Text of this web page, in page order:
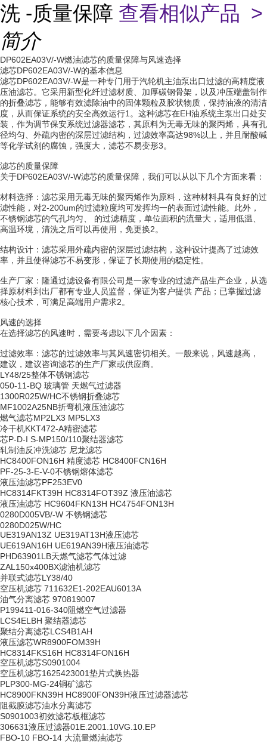
洗 -质量保障 查看相似产品 >
简介
DP602EA03V/-W燃油滤芯的质量保障与风速选择
滤芯DP602EA03V/-W的基本信息
滤芯DP602EA03V/-W是一种专门用于汽轮机主油泵出口过滤的高精度液
压油滤芯。它采用新型化纤过滤材质、加厚碳钢骨架，以及冲压端盖制作
的折叠滤芯，能够有效滤除油中的固体颗粒及胶状物质，保持油液的清洁
度，从而保证系统的安全高效运行1。这种滤芯在EH油系统主泵出口处安
装，作为调节保安系统过滤器滤芯，其原料为无毒无味的聚丙烯，具有孔
径均匀、外疏内密的深层过滤结构，过滤效率高达98%以上，并且耐酸碱
等化学试剂的腐蚀，强度大，滤芯不易变形3。
滤芯的质量保障
关于DP602EA03V/-W滤芯的质量保障，我们可以从以下几个方面来看：
材料选择：滤芯采用无毒无味的聚丙烯作为原料，这种材料具有良好的过
滤性能，对2-200um的过滤粒度均可发挥均一的表面过滤性能。此外，
不锈钢滤芯的气孔均匀、 的过滤精度，单位面积的流量大，适用低温、
高温环境，清洗之后可以再使用，免更换2。
结构设计：滤芯采用外疏内密的深层过滤结构，这种设计提高了过滤效
率，并且使得滤芯不易变形，保证了长期使用的稳定性。
生产厂家：隆通过滤设备有限公司是一家专业的过滤产品生产企业，从选
择原材料到出厂都有专业人员监督，保证为客户提供 产品；已掌握过滤
核心技术，可满足高端用户需求2。
风速的选择
在选择滤芯的风速时，需要考虑以下几个因素：
过滤效率：滤芯的过滤效率与其风速密切相关。一般来说，风速越高，
建议，建议咨询滤芯的生产厂家或供应商。
LY48/25整体不锈钢滤芯
050-11-BQ 玻璃管 天燃气过滤器
1300R025W/HC不锈钢折叠滤芯
MF1002A25NB折弯机液压油滤芯
燃气滤芯MP2LX3 MP5LX3
冷干机KKT472-A精密滤芯
芯P-D-I S-MP150/110聚结器滤芯
轧制油反冲洗滤芯 尼龙滤芯
HC8400FON16H 精度滤芯 HC8400FCN16H
PF-25-3-E-V-0不锈钢熔体滤芯
液压油滤芯PF253EV0
HC8314FKT39H HC8314FOT39Z 液压油滤芯
液压油滤芯 HC9604FKN13H HC4754FON13H
0280D005VB/-W 不锈钢滤芯
0280D025W/HC
UE319AN13Z UE319AT13H液压滤芯
UE619AN16H UE619AN39H液压油滤芯
PHD63901LB天燃气滤芯气体过滤
ZAL150x400BX滤油机滤芯
并联式滤芯LY38/40
空压机滤芯 711632E1-202EAU6013A
油气分离滤芯 970819007
P199411-016-340阻燃空气过滤器
LCS4ELBH 聚结器滤芯
聚结分离滤芯LCS4B1AH
液压滤芯WR8900FOM39H
HC8314FKS16H HC8314FON16H
空压机滤芯S0901004
空压机滤芯1625423001垫片式换热器
PLP300-MG-24铜矿滤芯
HC8900FKN39H HC8900FON39H液压过滤器滤芯
阻截膜滤芯油水分离滤芯
S0901003初效滤芯板框滤芯
306631液压过滤器01E.2001.10VG.10.EP
FBO-10 FBO-14 大流量燃油滤芯